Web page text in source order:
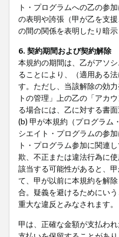
ト・プログラムへの乙の参
の表明や誇張（甲が乙を支
の間の関係を表明したり暗
6. 契約期間および契約解除
本規約の期間は、乙がアソ
ることにより、（適用ある
す。ただし、当該解除の効
トの管理」上の乙の「アカ
る場合には、乙に対する書
(b) 甲が本規約（プログラム
シエイト・プログラムの参
ト・プログラム参加に関連
欺、不正または違法行為に
該当する可能性があると、
て、甲が以前に本規約を解
合。疑義を避けるためにい
重大な違反とみなされます。
甲は、正確な金額が支払わ